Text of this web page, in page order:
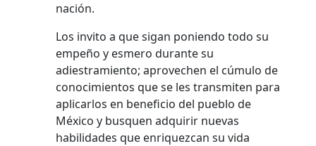
nación.
Los invito a que sigan poniendo todo su
empeño y esmero durante su
adiestramiento; aprovechen el cúmulo de
conocimientos que se les transmiten para
aplicarlos en beneficio del pueblo de
México y busquen adquirir nuevas
habilidades que enriquezcan su vida